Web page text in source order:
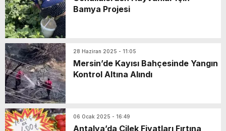
Bamya Projesi
28 Haziran 2025 - 11:05
Mersin’de Kayısı Bahçesinde Yangın
Kontrol Altına Alındı
06 Ocak 2025 - 16:49
Antalya’da Çilek Fiyatları Fırtına